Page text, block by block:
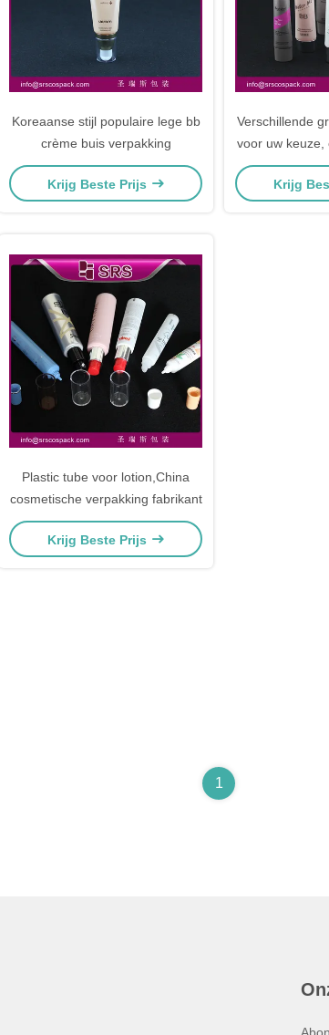
Koreaanse stijl populaire lege bb
crème buis verpakking
Krijg Beste Prijs
Verschillende
voor uw keuze,
voor
Krijg
Plastic tube voor lotion,China
cosmetische verpakking fabrikant
Krijg Beste Prijs
1